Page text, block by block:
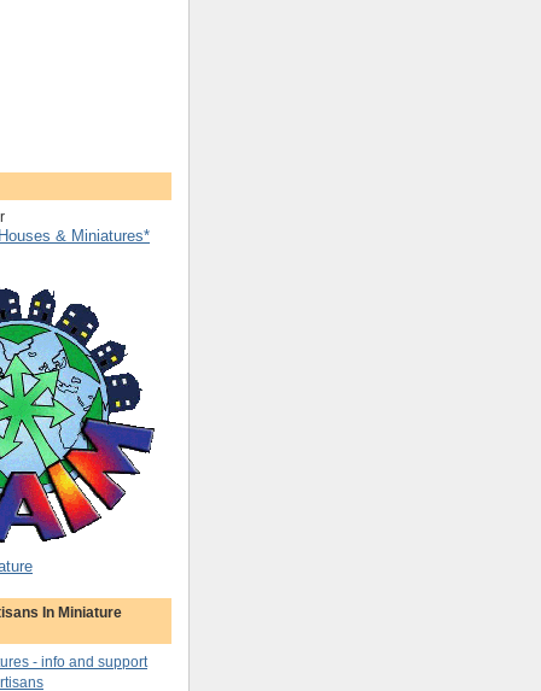
& Miniatures*
In Miniature
- info and support